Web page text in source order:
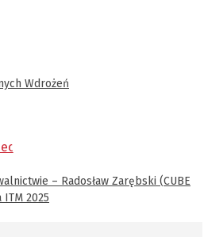
Wdrożeń
– Radosław Zarębski (CUBE
ITM 2025